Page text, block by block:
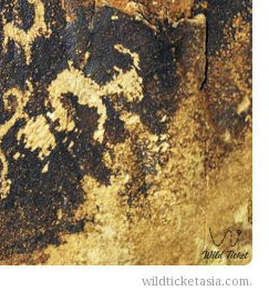
wildticketasia.com.